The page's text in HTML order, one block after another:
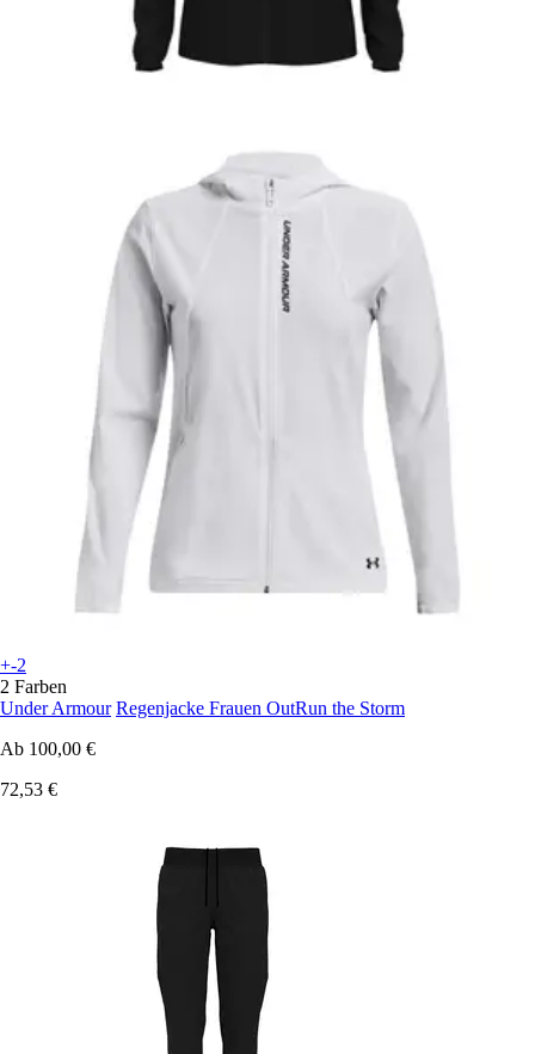
+-2
2 Farben
Under Armour Regenjacke Frauen OutRun the Storm
Ab 100,00 €
72,53 €